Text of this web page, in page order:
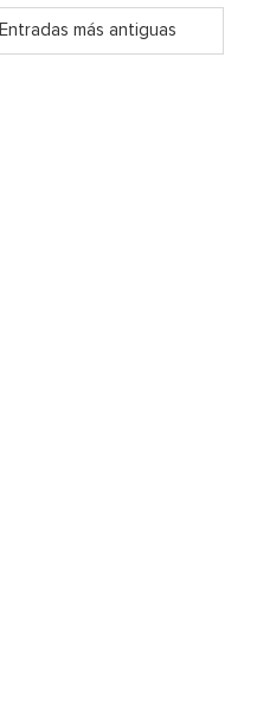
Entradas más antiguas